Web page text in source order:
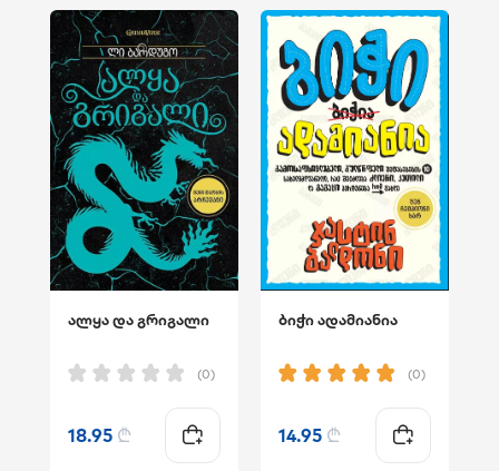
ალყა და გრიგალი
(0)
18.95 ₾
ბიჭი ადამიანია
(0)
14.95 ₾